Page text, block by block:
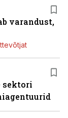
varandust,
sektori